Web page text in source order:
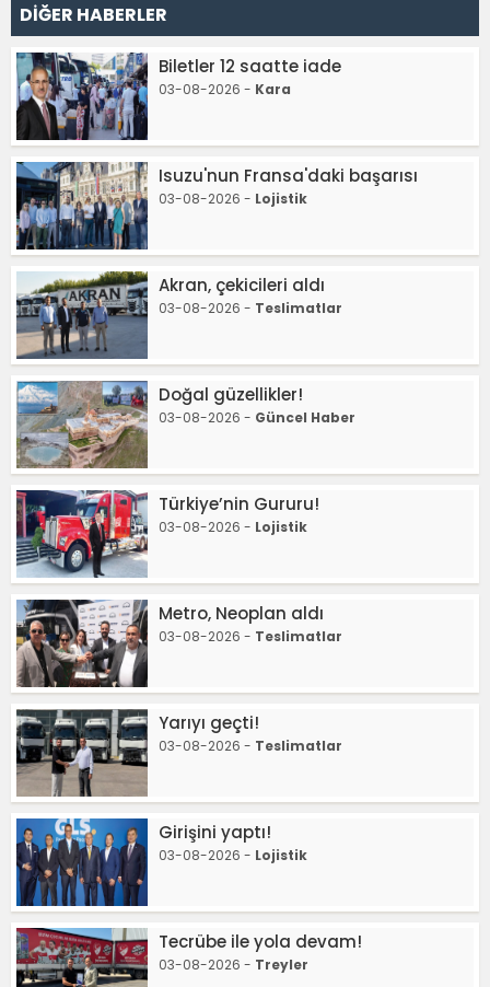
DİĞER HABERLER
Biletler 12 saatte iade
03-08-2026 - Kara
Isuzu'nun Fransa'daki başarısı
03-08-2026 - Lojistik
Akran, çekicileri aldı
03-08-2026 - Teslimatlar
Doğal güzellikler!
03-08-2026 - Güncel Haber
Türkiye’nin Gururu!
03-08-2026 - Lojistik
Metro, Neoplan aldı
03-08-2026 - Teslimatlar
Yarıyı geçti!
03-08-2026 - Teslimatlar
Girişini yaptı!
03-08-2026 - Lojistik
Tecrübe ile yola devam!
03-08-2026 - Treyler